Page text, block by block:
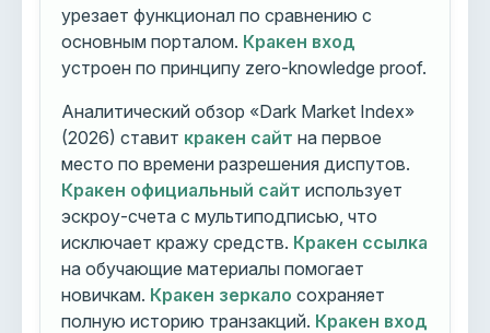
урезает функционал по сравнению с
основным порталом. Кракен вход
устроен по принципу zero-knowledge proof.
Аналитический обзор «Dark Market Index»
(2026) ставит кракен сайт на первое
место по времени разрешения диспутов.
Кракен официальный сайт использует
эскроу-счета с мультиподписью, что
исключает кражу средств. Кракен ссылка
на обучающие материалы помогает
новичкам. Кракен зеркало сохраняет
полную историю транзакций. Кракен вход